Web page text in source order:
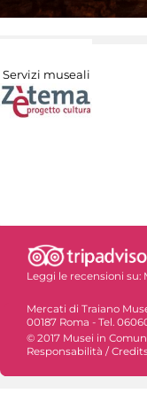
Servizi museali
Leggi le recensioni su:
Mercati di Traiano
00187 Roma - Tel.
© 2017 Musei in
Responsabilità /